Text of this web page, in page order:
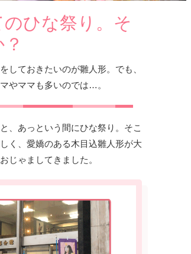
ひな祭り。そ
しておきたいのが雛人形。でも、
やママも多いのでは…。
、あっという間にひな祭り。そこ
く、愛嬌のある木目込雛人形が大
じゃましてきました。